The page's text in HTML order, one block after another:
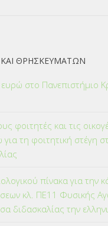
ΚΑΙ ΘΡΗΣΚΕΥΜΑΤΩΝ
στο Πανεπιστήμιο
φοιτητές και τις
τη φοιτητική στέγη
πίνακα για την
κλ. ΠΕ11 Φυσικής
διδασκαλίας την